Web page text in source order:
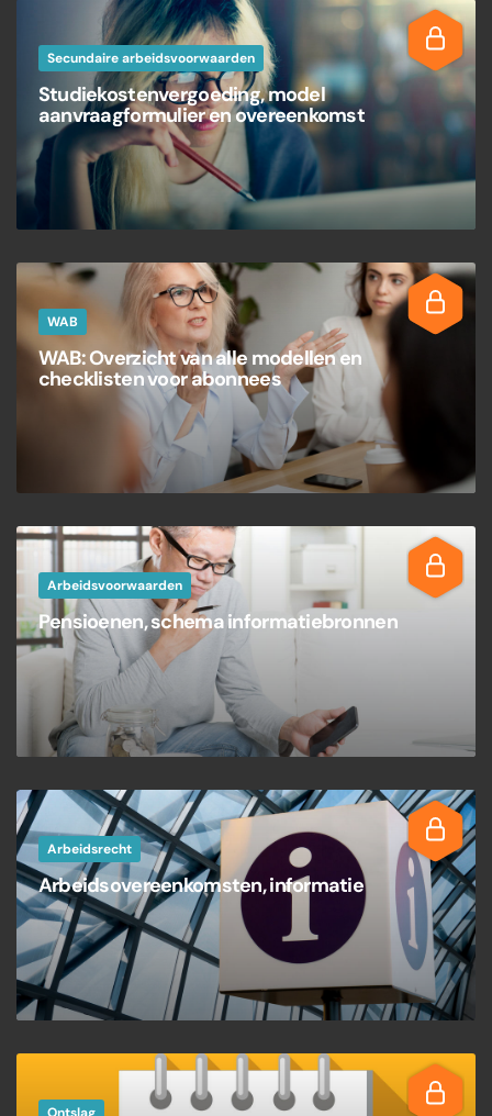
Secundaire arbeidsvoorwaarden
Studiekostenvergoeding, model
aanvraagformulier en overeenkomst
WAB
WAB: Overzicht van alle modellen en
checklisten voor abonnees
Arbeidsvoorwaarden
Pensioenen, schema informatiebronnen
Arbeidsrecht
Arbeidsovereenkomsten, informatie